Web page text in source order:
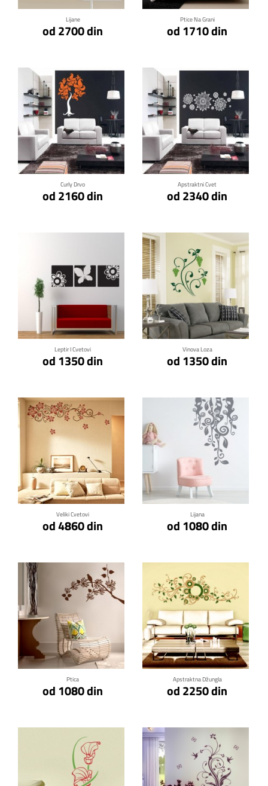
Lijane
od 2700 din
Ptice Na Grani
od 1710 din
Curly Drvo
od 2160 din
Klikni za detalje
Apstraktni Cvet
od 2340 din
Klikni za detalje
Leptir I Cvetovi
od 1350 din
Klikni za detalje
Vinova Loza
od 1350 din
Klikni za detalje
Veliki Cvetovi
od 4860 din
Klikni za detalje
Lijana
od 1080 din
Klikni za detalje
Ptica
od 1080 din
Klikni za detalje
Apstraktna Džungla
od 2250 din
Klikni za detalje